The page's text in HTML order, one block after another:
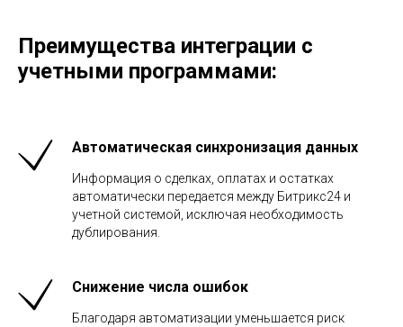
Преимущества интеграции с
учетными программами:
Автоматическая синхронизация данных
Информация о сделках, оплатах и остатках
автоматически передается между Битрикс24 и
учетной системой, исключая необходимость
дублирования.
Снижение числа ошибок
Благодаря автоматизации уменьшается риск